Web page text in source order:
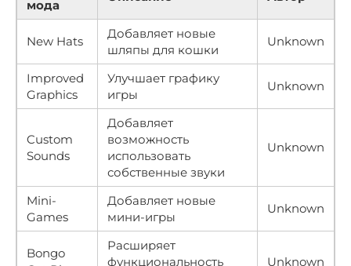
мода
New Hats
Добавляет новые
шляпы для кошки
Unknown
Improved
Graphics
Улучшает графику
игры
Unknown
Custom
Sounds
Добавляет
возможность
использовать
собственные звуки
Unknown
Mini-
Games
Добавляет новые
мини-игры
Unknown
Bongo
Расширяет
функциональность
Unknown